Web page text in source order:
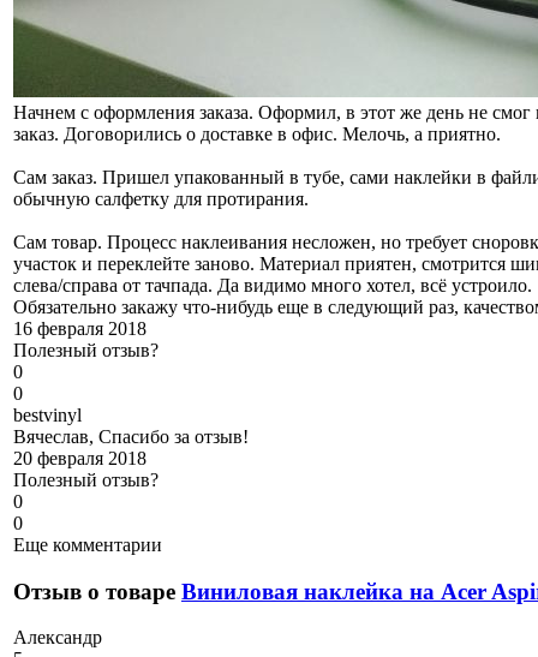
Начнем с оформления заказа. Оформил, в этот же день не
заказ. Договорились о доставке в офис. Мелочь, а приятно.
Сам заказ. Пришел упакованный в тубе, сами наклейки в
обычную салфетку для протирания.
Сам товар. Процесс наклеивания несложен, но требует
участок и переклейте заново. Материал приятен, смотрится
слева/справа от тачпада. Да видимо много хотел, всё устроило.
Обязательно закажу что-нибудь еще в следующий раз,
16 февраля 2018
Полезный отзыв?
0
0
bestvinyl
Вячеслав, Спасибо за отзыв!
20 февраля 2018
Полезный отзыв?
0
0
Еще комментарии
Отзыв о товаре Виниловая наклейка на Acer
Александр